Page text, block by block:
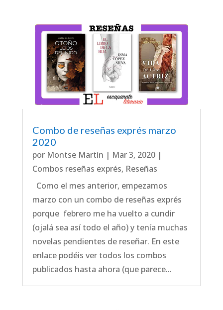
Combo de reseñas exprés marzo
2020
por Montse Martín | Mar 3, 2020|
Combos reseñas exprés, Reseñas
Como el mes anterior, empezamos
marzo con un combo de reseñas exprés
porque febrero me ha vuelto a cundir
(ojalá sea así todo el año) y tenía muchas
novelas pendientes de reseñar. En este
enlace podéis ver todos los combos
publicados hasta ahora (que parece...